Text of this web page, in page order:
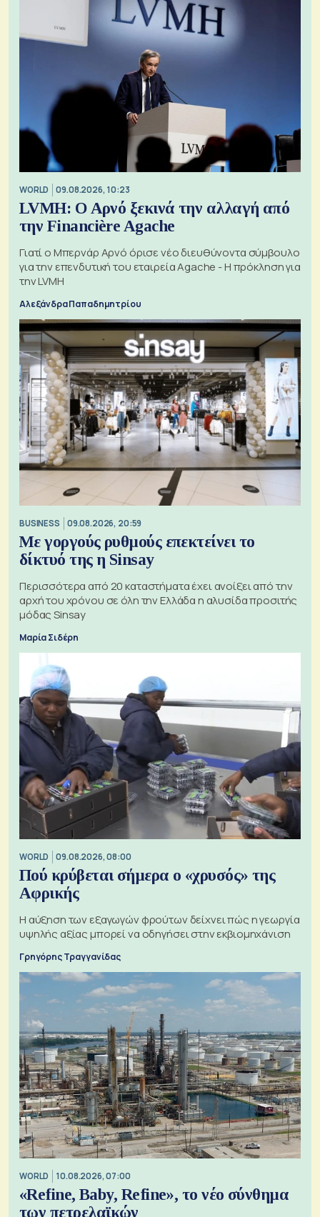
WORLD 09.08.2026, 10:23
LVMH: Ο Αρνό ξεκινά την αλλαγή από
την Financière Agache
Γιατί ο Μπερνάρ Αρνό όρισε νέο διευθύνοντα σύμβουλο
για την επενδυτική του εταιρεία Agache - Η πρόκληση για
την LVMH
Αλεξάνδρα Παπαδημητρίου
BUSINESS 09.08.2026, 20:59
Με γοργούς ρυθμούς επεκτείνει το
δίκτυό της η Sinsay
Περισσότερα από 20 καταστήματα έχει ανοίξει από την
αρχή του χρόνου σε όλη την Ελλάδα η αλυσίδα προσιτής
μόδας Sinsay
Μαρία Σιδέρη
WORLD 09.08.2026, 08:00
Πού κρύβεται σήμερα ο «χρυσός» της
Αφρικής
Η αύξηση των εξαγωγών φρούτων δείχνει πώς η γεωργία
υψηλής αξίας μπορεί να οδηγήσει στην εκβιομηχάνιση
Γρηγόρης Τραγγανίδας
WORLD 10.08.2026, 07:00
«Refine, Baby, Refine», το νέο σύνθημα
των πετρελαϊκών